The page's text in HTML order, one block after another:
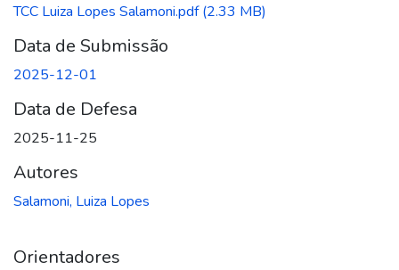
TCC Luiza Lopes Salamoni.pdf(2.33 MB)
Data de Submissão
2025-12-01
Data de Defesa
2025-11-25
Autores
Salamoni, Luiza Lopes
Orientadores